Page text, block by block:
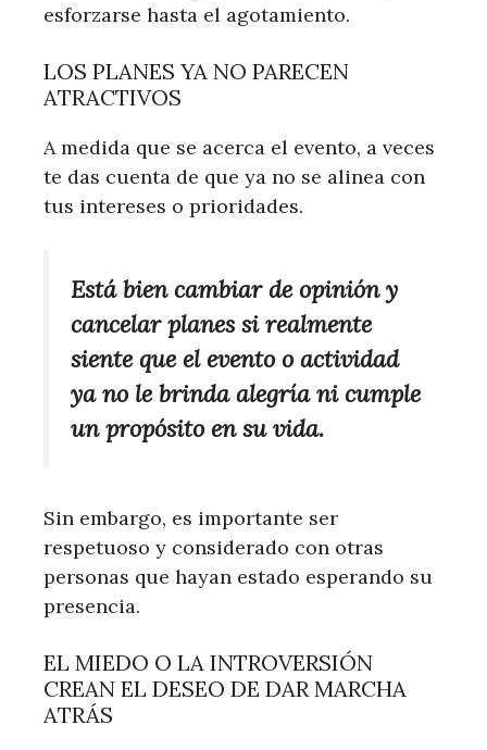
esforzarse hasta el agotamiento.
LOS PLANES YA NO PARECEN
ATRACTIVOS
A medida que se acerca el evento, a veces
te das cuenta de que ya no se alinea con
tus intereses o prioridades.
Está bien cambiar de opinión y
cancelar planes si realmente
siente que el evento o actividad
ya no le brinda alegría ni cumple
un propósito en su vida.
Sin embargo, es importante ser
respetuoso y considerado con otras
personas que hayan estado esperando su
presencia.
EL MIEDO O LA INTROVERSIÓN
CREAN EL DESEO DE DAR MARCHA
ATRÁS